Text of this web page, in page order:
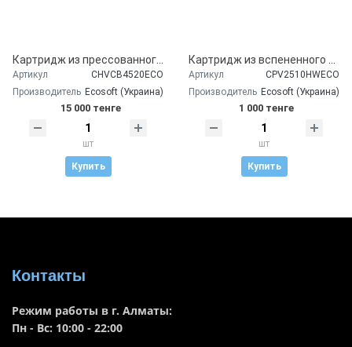
Артикул
CHVCB4520ECO
Производитель Ecosoft (Украина)
15 000 тенге
шт
Купить
Артикул
CPV2510HWECO
Производитель Ecosoft (Украина)
1 000 тенге
шт
Купить
Контакты
Режим работы в г. Алматы:
Пн - Вс: 10:00 - 22:00